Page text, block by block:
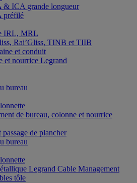
& ICA grande longueur
préfilé
IRL, MRL
Rai’Gliss, TINB et TIIB
et conduit
et nourrice Legrand
bureau
de bureau, colonne et nourrice
de plancher
bureau
Legrand Cable Management
tôle